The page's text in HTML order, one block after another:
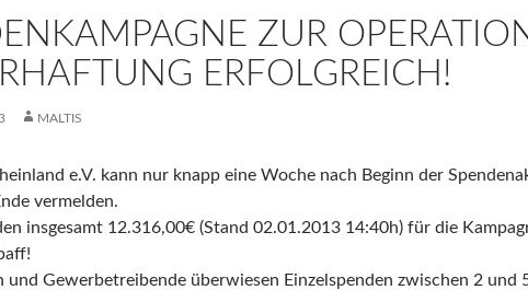
ZUR
ERFOLGREICH!
MALTIS
e.V. kann nur knapp eine Woche nach Beginn der
vermelden.
insgesamt 12.316,00€ (Stand 02.01.2013 14:40h) für die
und Gewerbetreibende überwiesen Einzelspenden zwischen 2